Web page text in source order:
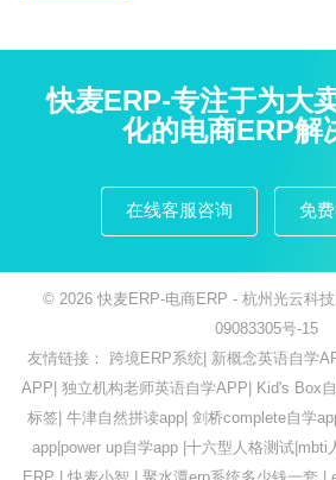
快麦ERP-专注于为大
化的电商ERP解
在线客服咨询 免
© 2026 快麦ERP-电商ERP - 杭州光云科
09083305号-15
友情链接： 跨境ERP系统 新概念英语自学
APP 独立机构老师英语自学APP Kid's Box
标签 牛津自然拼读app 剑桥complete自学
app| power up自学app| 十六型人格测试 mbti